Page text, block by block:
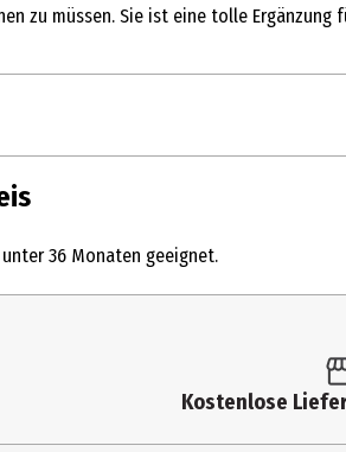
zu müssen. Sie ist eine tolle Ergänzung
36 Monaten geeignet.
Kostenlose